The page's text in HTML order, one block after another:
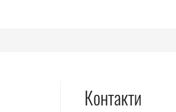
Контакти